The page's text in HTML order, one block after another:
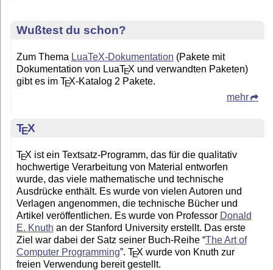
Wußtest du schon?
Zum Thema LuaTeX-Dokumentation (Pakete mit
Dokumentation von LuaTEX und verwandten Paketen)
gibt es im TEX-Katalog 2 Pakete.
mehr
TEX
TEX ist ein Textsatz-Programm, das für die qualitativ
hochwertige Verarbeitung von Material entworfen
wurde, das viele mathematische und technische
Ausdrücke enthält. Es wurde von vielen Autoren und
Verlagen angenommen, die technische Bücher und
Artikel veröffentlichen. Es wurde von Professor Donald
E. Knuth an der Stanford University erstellt. Das erste
Ziel war dabei der Satz seiner Buch-Reihe “The Art of
Computer Programming”. TEX wurde von Knuth zur
freien Verwendung bereit gestellt.